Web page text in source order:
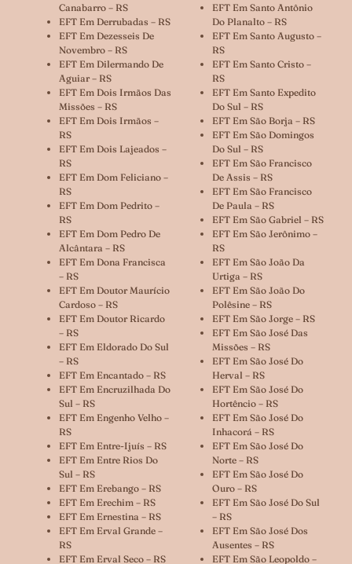
Canabarro – RS
EFT Em Derrubadas – RS
EFT Em Dezesseis De
Novembro – RS
EFT Em Dilermando De
Aguiar – RS
EFT Em Dois Irmãos Das
Missões – RS
EFT Em Dois Irmãos –
RS
EFT Em Dois Lajeados –
RS
EFT Em Dom Feliciano –
RS
EFT Em Dom Pedrito –
RS
EFT Em Dom Pedro De
Alcântara – RS
EFT Em Dona Francisca
– RS
EFT Em Doutor Maurício
Cardoso – RS
EFT Em Doutor Ricardo
– RS
EFT Em Eldorado Do Sul
– RS
EFT Em Encantado – RS
EFT Em Encruzilhada Do
Sul – RS
EFT Em Engenho Velho –
RS
EFT Em Entre-Ijuís – RS
EFT Em Entre Rios Do
Sul – RS
EFT Em Erebango – RS
EFT Em Erechim – RS
EFT Em Ernestina – RS
EFT Em Erval Grande –
RS
EFT Em Erval Seco – RS
EFT Em Santo Antônio
Do Planalto – RS
EFT Em Santo Augusto –
RS
EFT Em Santo Cristo –
RS
EFT Em Santo Expedito
Do Sul – RS
EFT Em São Borja – RS
EFT Em São Domingos
Do Sul – RS
EFT Em São Francisco
De Assis – RS
EFT Em São Francisco
De Paula – RS
EFT Em São Gabriel – RS
EFT Em São Jerônimo –
RS
EFT Em São João Da
Urtiga – RS
EFT Em São João Do
Polêsine – RS
EFT Em São Jorge – RS
EFT Em São José Das
Missões – RS
EFT Em São José Do
Herval – RS
EFT Em São José Do
Hortêncio – RS
EFT Em São José Do
Inhacorá – RS
EFT Em São José Do
Norte – RS
EFT Em São José Do
Ouro – RS
EFT Em São José Do Sul
– RS
EFT Em São José Dos
Ausentes – RS
EFT Em São Leopoldo –